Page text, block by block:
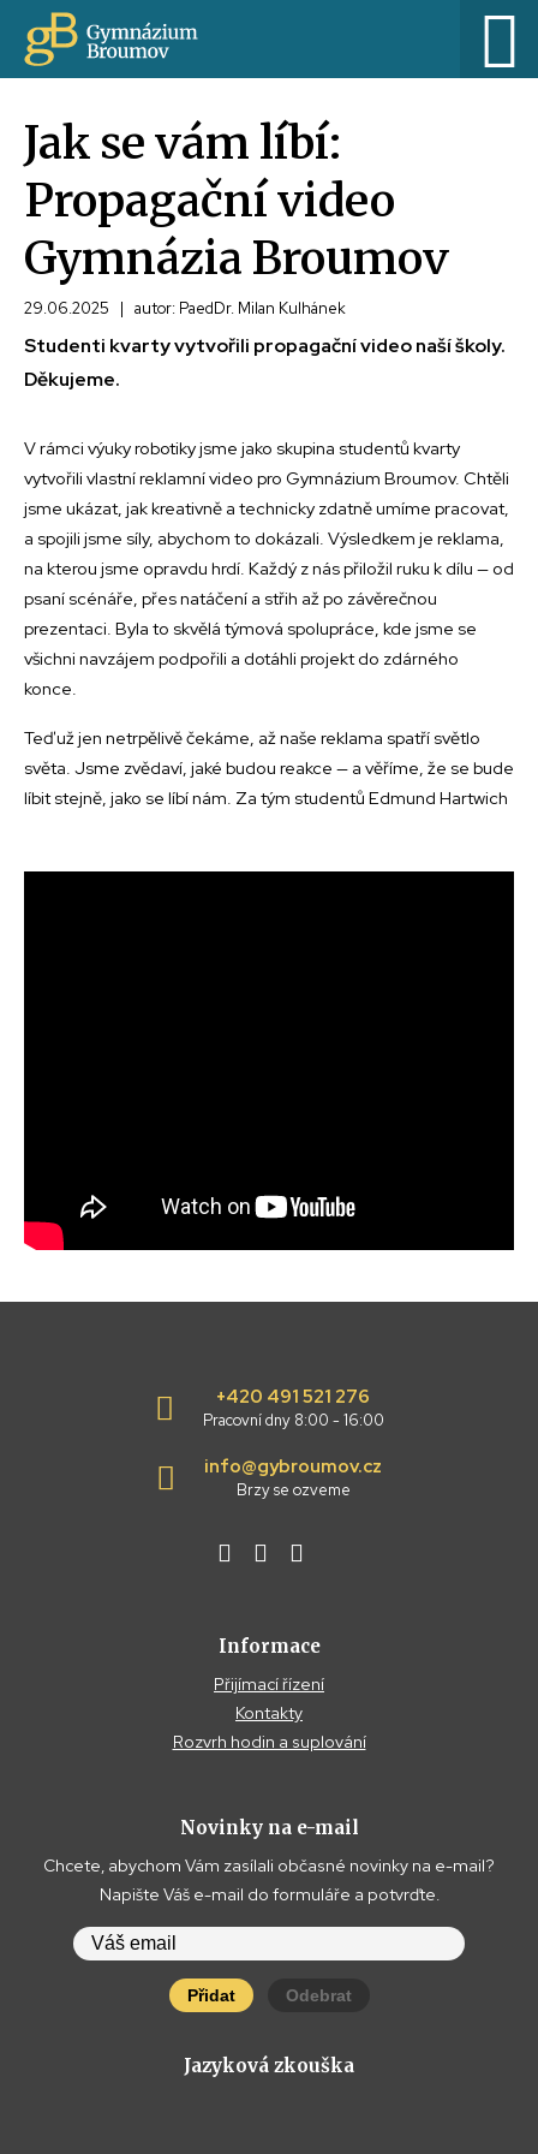
Jak se vám líbí:
Propagační video
Gymnázia Broumov
29.06.2025 | autor: PaedDr. Milan Kulhánek
Studenti kvarty vytvořili propagační video naší školy.
Děkujeme.
V rámci výuky robotiky jsme jako skupina studentů kvarty
vytvořili vlastní reklamní video pro Gymnázium Broumov. Chtěli
jsme ukázat, jak kreativně a technicky zdatně umíme pracovat,
a spojili jsme síly, abychom to dokázali. Výsledkem je reklama,
na kterou jsme opravdu hrdí. Každý z nás přiložil ruku k dílu — od
psaní scénáře, přes natáčení a střih až po závěrečnou
prezentaci. Byla to skvělá týmová spolupráce, kde jsme se
všichni navzájem podpořili a dotáhli projekt do zdárného
konce.
Teď už jen netrpělivě čekáme, až naše reklama spatří světlo
světa. Jsme zvědaví, jaké budou reakce — a věříme, že se bude
líbit stejně, jako se líbí nám. Za tým studentů Edmund Hartwich
+420 491 521 276
Pracovní dny 8:00 - 16:00
info@gybroumov.cz
Brzy se ozveme
Informace
Přijímací řízení
Kontakty
Rozvrh hodin a suplování
Novinky na e-mail
Chcete, abychom Vám zasílali občasné novinky na e-mail?
Napište Váš e-mail do formuláře a potvrďte.
Přidat Odebrat
Jazyková zkouška